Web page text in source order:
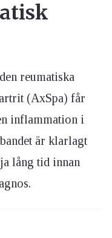
reumatiska
(AxSpa) får
inflammation i
är klarlagt
lång tid innan